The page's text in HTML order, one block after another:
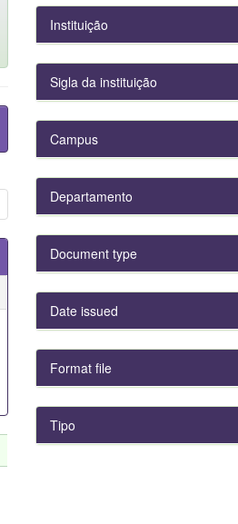
Instituição
Sigla da instituição
Campus
Departamento
Document type
Date issued
Format file
Tipo